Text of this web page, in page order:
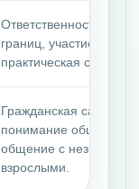
Ответственность,
границ, участие в
практическая
Гражданская
понимание
общение с
взрослыми.